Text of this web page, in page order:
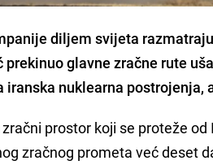
diljem svijeta
glavne zračne rute
iranska nuklearna postrojenja,
prostor koji se proteže
zračnog prometa već deset